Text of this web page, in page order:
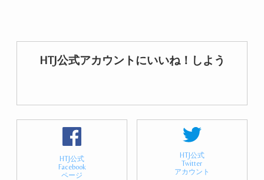
HTJ公式アカウントにいいね！しよう
HTJ公式
Facebook
ページ
HTJ公式
Twitter
アカウント